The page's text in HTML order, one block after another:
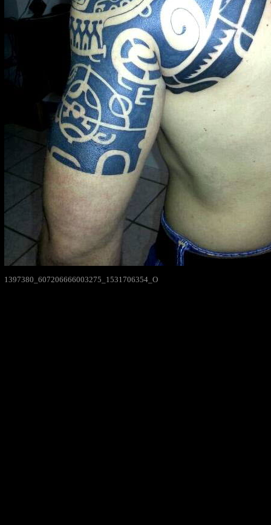
1397380_607206666003275_1531706354_O